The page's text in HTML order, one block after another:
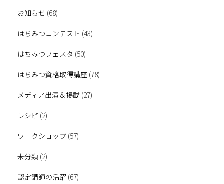
お知らせ (68)
はちみつコンテスト (43)
はちみつフェスタ (50)
はちみつ資格取得講座 (78)
メディア出演＆掲載 (27)
レシピ (2)
ワークショップ (57)
未分類 (2)
認定講師の活躍 (67)